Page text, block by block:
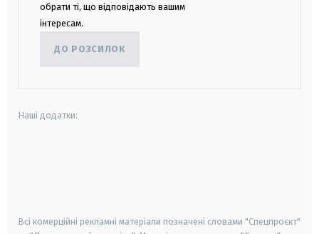
обрати ті, що відповідають вашим
інтересам.
ДО РОЗСИЛОК
Наші додатки:
Всі комерційні рекламні матеріали позначені словами "Спецпроєкт"